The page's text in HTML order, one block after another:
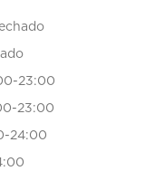
23:00
23:00
24:00